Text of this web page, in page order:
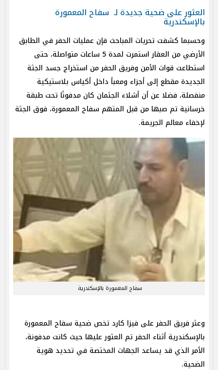
العثور على ضحية جديدة لـ سفاح المعمورة
بالإسكندرية
وحسبما كشفت تحريات المباحث فإن عمليات الحفر في الطابق
الأرضي من العقار استمرت لمدة 5 ساعات متواصلة، حتى
استطاعت قوات الأمن وفريق الحفر من استخراج جسد الجثة
الجديدة مقطع إلى أجزاء ومعبأ داخل أكياس بلاستيكية
منفصلة، فضلا عن أن أشلاء الجثمان كان مدفونًا تحت طبقة
خرسانية تم صبها من قبل المتهم سفاح المعمورة، فوق الجثة
لإخفاء معالم الجريمة.
سفاح المعمورة بالإسكندرية
وعثر فريق الحفر على فيزا كارد تخص ضحية سفاح المعمورة
بالإسكندرية أثناء الحفر تم العثور عليها حيث كانت مدفونة،
الأمر الذي قد يساعد الجهات المختصة في تحديد هوية
الضحية.